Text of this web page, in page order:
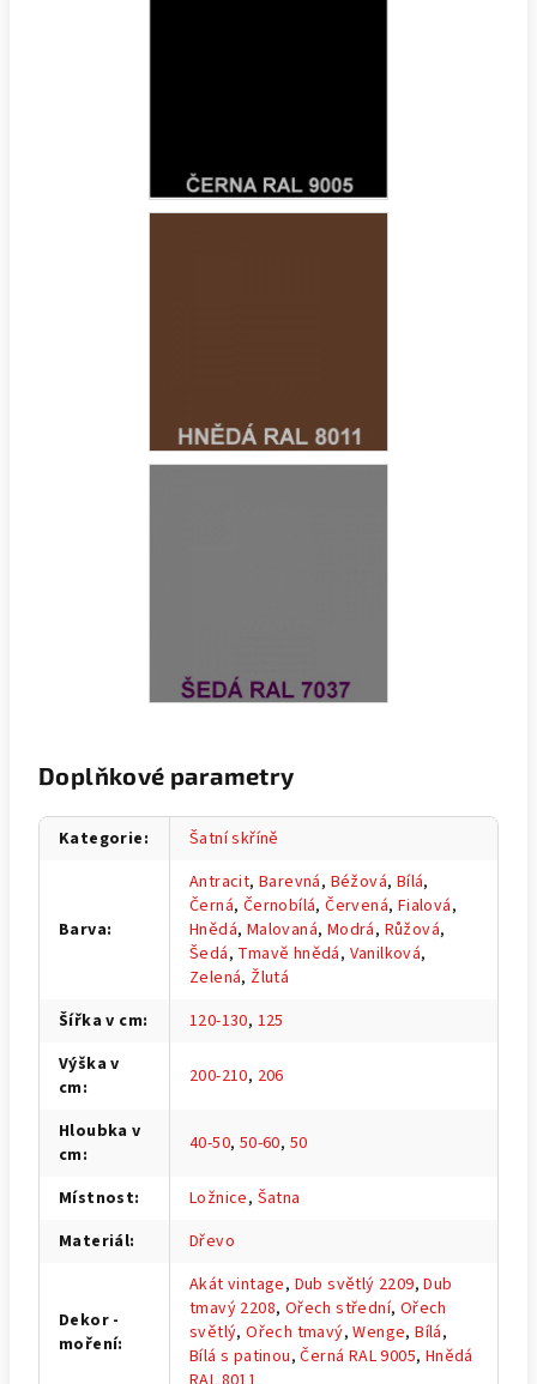
Doplňkové parametry
Kategorie: Šatní skříně
Barva:
Antracit,Barevná, Béžová, Bílá,
Černá, Černobílá,Červená, Fialová,
Hnědá, Malovaná, Modrá, Růžová,
Šedá, Tmavě hnědá, Vanilková,
Zelená, Žlutá
Šířka v cm: 120-130, 125
Výška v
cm: 200-210, 206
Hloubka v
cm: 40-50, 50-60, 50
Místnost: Ložnice, Šatna
Materiál: Dřevo
Dekor -
moření:
Akát vintage, Dub světlý 2209,Dub
tmavý 2208, Ořech střední, Ořech
světlý,Ořech tmavý,Wenge,Bílá,
Bílá s patinou,Černá RAL 9005, Hnědá